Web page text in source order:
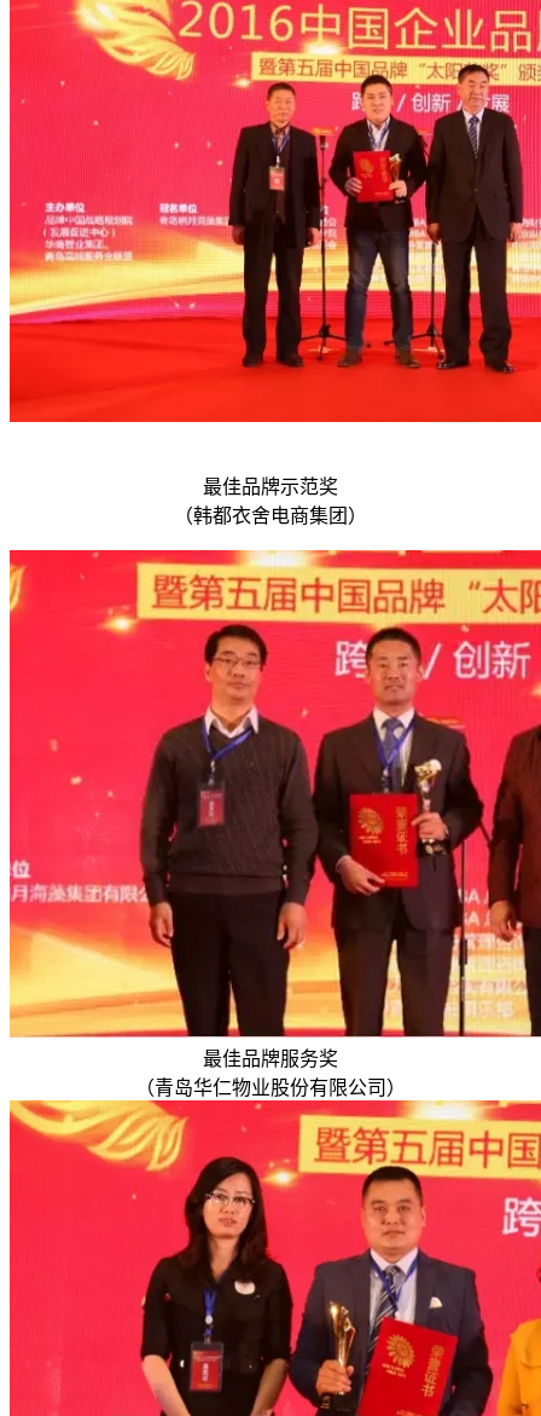
最佳品牌示范奖
（韩都衣舍电商集团）
最佳品牌服务奖
（青岛华仁物业股份有限公司）